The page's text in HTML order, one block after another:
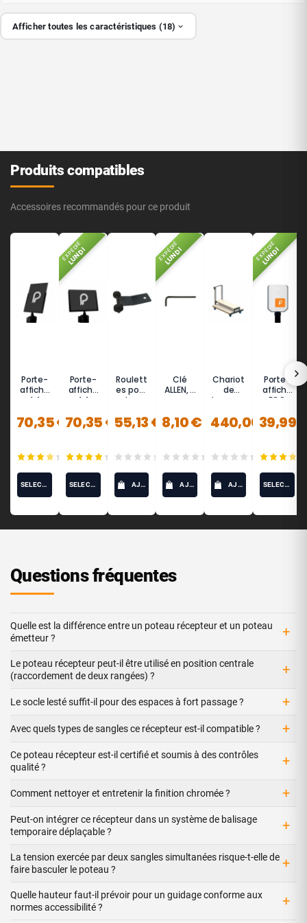
Afficher toutes les caractéristiques (18)
Produits compatibles
Accessoires recommandés pour ce produit
Porte-
affiche
A4
)
70,35 €
(10)
SÉLECTIONNEZ LES OPTIONS
EXPÉDIÉ
LUNDI
Porte-
affiche
A4
e)
70,35 €
(12)
SÉLECTIONNEZ LES OPTIONS
Roulett
es pour
poteaux
guidage
55,13 €
(0)
AJOUTER AU PANIER
EXPÉDIÉ
LUNDI
Clé
ALLEN, 6
8,10 €
(0)
AJOUTER AU PANIER
Chariot
de
transpor
poteaux
440,00 €
(0)
AJOUTER AU PANIER
EXPÉDIÉ
LUNDI
Porte-
affiche
ECO
39,99
SÉLECTIONNEZ LES OPTIONS
Questions fréquentes
Quelle est la différence entre un poteau récepteur et un poteau
émetteur ?
+
Le poteau récepteur peut-il être utilisé en position centrale
(raccordement de deux rangées) ?
+
Le socle lesté suffit-il pour des espaces à fort passage ? +
Avec quels types de sangles ce récepteur est-il compatible ? +
Ce poteau récepteur est-il certifié et soumis à des contrôles
qualité ?
+
Comment nettoyer et entretenir la finition chromée ? +
Peut-on intégrer ce récepteur dans un système de balisage
temporaire déplaçable ?
+
La tension exercée par deux sangles simultanées risque-t-elle de
faire basculer le poteau ?
+
Quelle hauteur faut-il prévoir pour un guidage conforme aux
normes accessibilité ?
+